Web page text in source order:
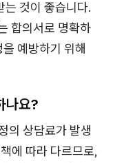
는 것이 좋습니다.
합의서로 명확하
예방하기 위해
나요?
의 상담료가 발생
에 따라 다르므로,